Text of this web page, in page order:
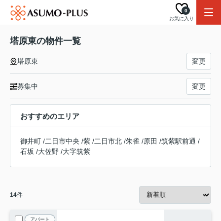
お気に入り
0
塔原東の物件一覧
塔原東 変更
募集中 変更
おすすめのエリア
御井町 /二日市中央 /紫 /二日市北 /朱雀 /原田 /筑紫駅前通 /
石坂 /大佐野 /大字筑紫
14件
アパート